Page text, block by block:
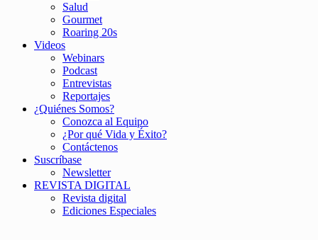
Salud
Gourmet
Roaring 20s
Videos
Webinars
Podcast
Entrevistas
Reportajes
¿Quiénes Somos?
Conozca al Equipo
¿Por qué Vida y Éxito?
Contáctenos
Suscríbase
Newsletter
REVISTA DIGITAL
Revista digital
Ediciones Especiales